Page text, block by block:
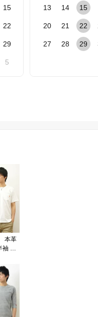
15
22
29
5
13 14 15
20 21 22
27 28 29
本革
袖 無
メン
り
いサ
応 X
ナル
トッ
シャ